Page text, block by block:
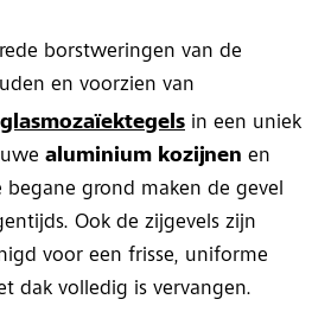
borstweringen van de
en voorzien van
glasmozaïektegels in een uniek
aluminium kozijnen en
grond maken de gevel
Ook de zijgevels zijn
voor een frisse, uniforme
dak volledig is vervangen.